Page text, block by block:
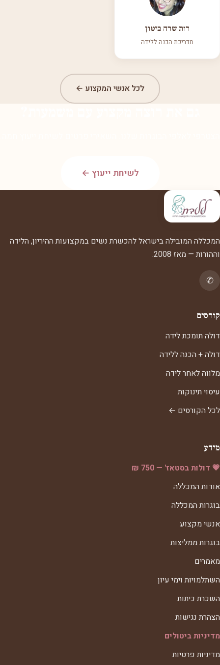
רות שרה ביטון
מדריכת הכנה ללידה
לכל אנשי המקצוע ←
לשיחת ייעוץ ←
המכללה המובילה בישראל להכשרת נשים במקצועות ההיריון, הלידה
וההורות — מאז 2008.
✆
קורסים
דולה תומכת לידה
דולה + הכנה ללידה
מלווה לאחר לידה
עיסוי תינוקות
לכל הקורסים ←
מידע
💗 דולות בסטאז' — 750 ₪
אודות המכללה
בוגרות המכללה
אנשי מקצוע
בוגרות ממליצות
מאמרים
השתלמויות וימי עיון
השכרת כיתות
הצהרת נגישות
מדיניות ביטולים
מדיניות פרטיות